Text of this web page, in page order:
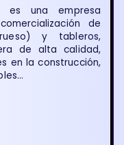
es una empresa
de
y tableros,
de alta calidad,
en la construcción,